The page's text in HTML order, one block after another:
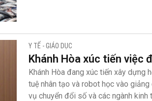
Y TẾ - GIÁO DỤC
Khánh Hòa xúc tiến việc
Khánh Hòa đang xúc tiến xây dựng
tuệ nhân tạo và robot học vào
vụ chuyển đổi số và các ngành kinh